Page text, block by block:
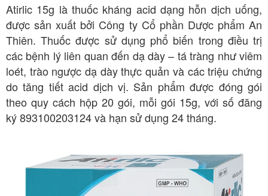
Atirlic 15g là thuốc kháng acid dạng hỗn dịch uống,
được sản xuất bởi Công ty Cổ phần Dược phẩm An
Thiên. Thuốc được sử dụng phổ biến trong điều trị
các bệnh lý liên quan đến dạ dày – tá tràng như viêm
loét, trào ngược dạ dày thực quản và các triệu chứng
do tăng tiết acid dịch vị. Sản phẩm được đóng gói
theo quy cách hộp 20 gói, mỗi gói 15g, với số đăng
ký 893100203124và hạn sử dụng 24 tháng.